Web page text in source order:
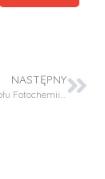
NASTĘPNY
Członkowie Zespołu Fotochemii Laureatami w konkursie FUTURE LAB!